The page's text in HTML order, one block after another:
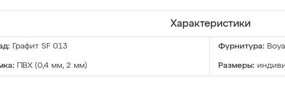
Характеристики
Графит SF 013 Фурнитура:
ПВХ (0,4 мм, 2 мм) Размеры: